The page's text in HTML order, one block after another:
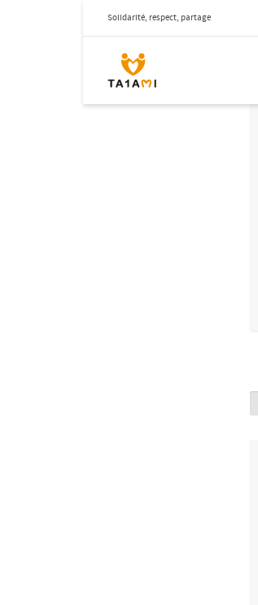
Solidarité, respect, partage